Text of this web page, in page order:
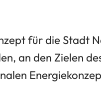
für die Stadt
an den Zielen